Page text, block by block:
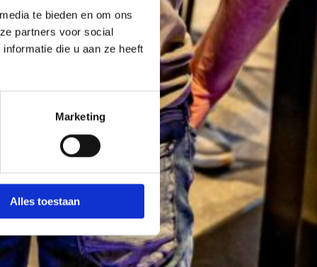
te bieden en om ons
partners voor social
die u aan ze heeft
Marketing
Alles toestaan